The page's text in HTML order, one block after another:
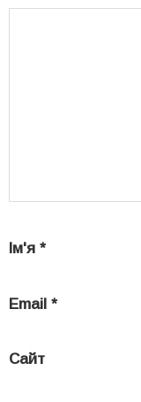
Ім'я *
Email *
Сайт